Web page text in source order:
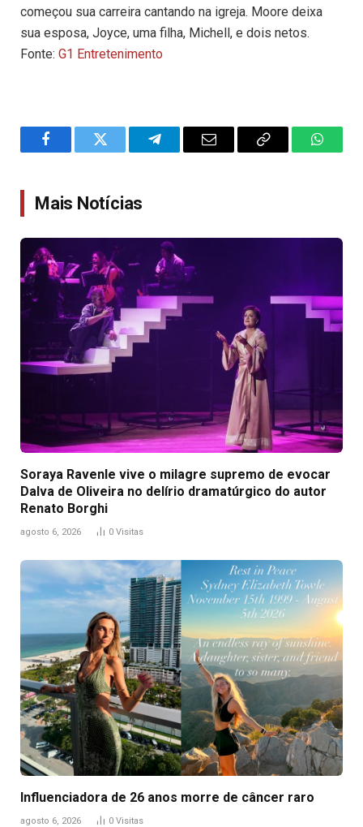
começou sua carreira cantando na igreja. Moore deixa
sua esposa, Joyce, uma filha, Michell, e dois netos.
Fonte: G1 Entretenimento
FacebookTwitter TelegramEmail
Copy
Mais Notícias
Soraya Ravenle vive o milagre supremo de evocar
Dalva de Oliveira no delírio dramatúrgico do autor
Renato Borghi
agosto 6, 2026 0 Visitas
Influenciadora de 26 anos morre de câncer raro
agosto 6, 2026 0 Visitas